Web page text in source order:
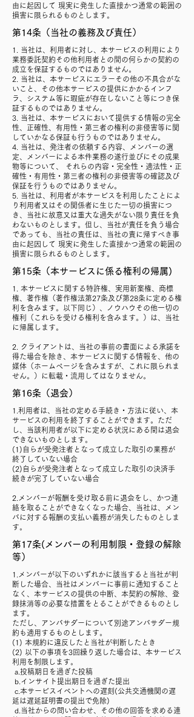
由に起因して 現実に発生した直接かつ通常の範囲の
損害に限られるものとします。
第14条（当社の義務及び責任）
1. 当社は、利用者に対し、本サービスの利用により
業務委託契約その他利用者との間の何らかの契約の
成立を保証するものではありません。
2. 当社は、本サービスにエラーその他の不具合がな
いこと、その他本サービスの提供にかかるインフ
ラ、システム等に瑕疵が存在しないこと等につき保
証するものではありません。
3. 当社は、本サービスにおいて提供する情報の完全
性、正確性、有用性・第三者の権利の非侵害等に関
していかなる保証も行うものではありません。
4. 当社は、発注者の依頼する内容、メンバーの選
定、メンバーによる本件業務の遂行並びにその成果
物等について、 それらの内容・完全性・適法性・正
確性・有用性・第三者の権利の非侵害等の確認及び
保証を行うものではありません。
5. 当社は、利用者が本サービスを利用したことによ
り利用者又はその関係者に生じた一切の損害につ
き、当社に故意又は重大な過失がない限り責任を負
わないものとします。但し、当社が責任を負う場合
であっても、当社の責任は、当社の責に帰すべき事
由に起因して 現実に発生した直接かつ通常の範囲の
損害に限られるものとします。
第15条（本サービスに係る権利の帰属)
1. 本サービスに関する特許権、実用新案権、商標
権、著作権（著作権法第27条及び第28条に定める権
利を含みます。以下同じ）、ノウハウその他一切の
権利（これらを受ける権利を含みます。）は、当社
に帰属します。
2. クライアントは、当社の事前の書面による承諾を
得た場合を除き、本サービスに関する情報を、他の
媒体（ホームページを含みますが、これに限られま
せん。）に転載・流用してはなりません。
第16条（退会）
1.利用者は、当社の定める手続き・方法に従い、本
サービスの利用を終了することができます。ただ
し、当該利用者が以下に定める状況にある間は退会
できないものとします。
(1)自らが受発注者となって成立した取引の業務が
終了していない場合
(2)自らが受発注者となって成立した取引の決済手
続きが完了していない場合
2.メンバーが報酬を受け取る前に退会をし、かつ連
絡を取ることができなくなった場合、当社は、メン
バに対する報酬の支払い義務が消失したものとしま
す。
第17条(メンバーの利用制限・登録の解除
等）
1.メンバーが以下のいずれかに該当すると当社が判
断した場合、当社はメンバーに事前に通知すること
なく、本サービスの提供の中断、本契約の解除、登
録抹消等の必要な措置をとることができるものとし
ます。
ただし、アンバサダーについて別途アンバサダー規
約も適用するものとします。
(1) 本規約に違反したと当社が判断したとき
(2) 以下の事項を3回繰り返した場合は、本サービス
利用を制限します。
a.投稿期日を過ぎた投稿
b.インサイト提出期日を過ぎた提出
c.本サービスイベントへの遅刻(公共交通機関の遅
延は遅延証明書の提出で免除)
d.当社からの問い合わせ、その他の回答を求める連